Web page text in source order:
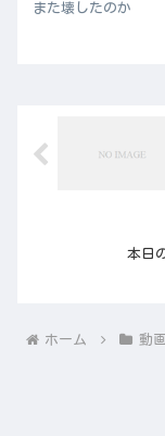
また壊したのか
本日
ホーム 動